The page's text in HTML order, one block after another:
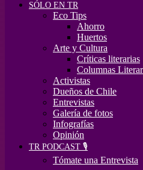
SÓLO EN TR
Eco Tips
Ahorro
Huertos
Arte y Cultura
Críticas literarias
Columnas
Activistas
Dueños de Chile
Entrevistas
Galería de fotos
Infografías
Opinión
TR PODCAST 🎙️
Tómate una Entrevista